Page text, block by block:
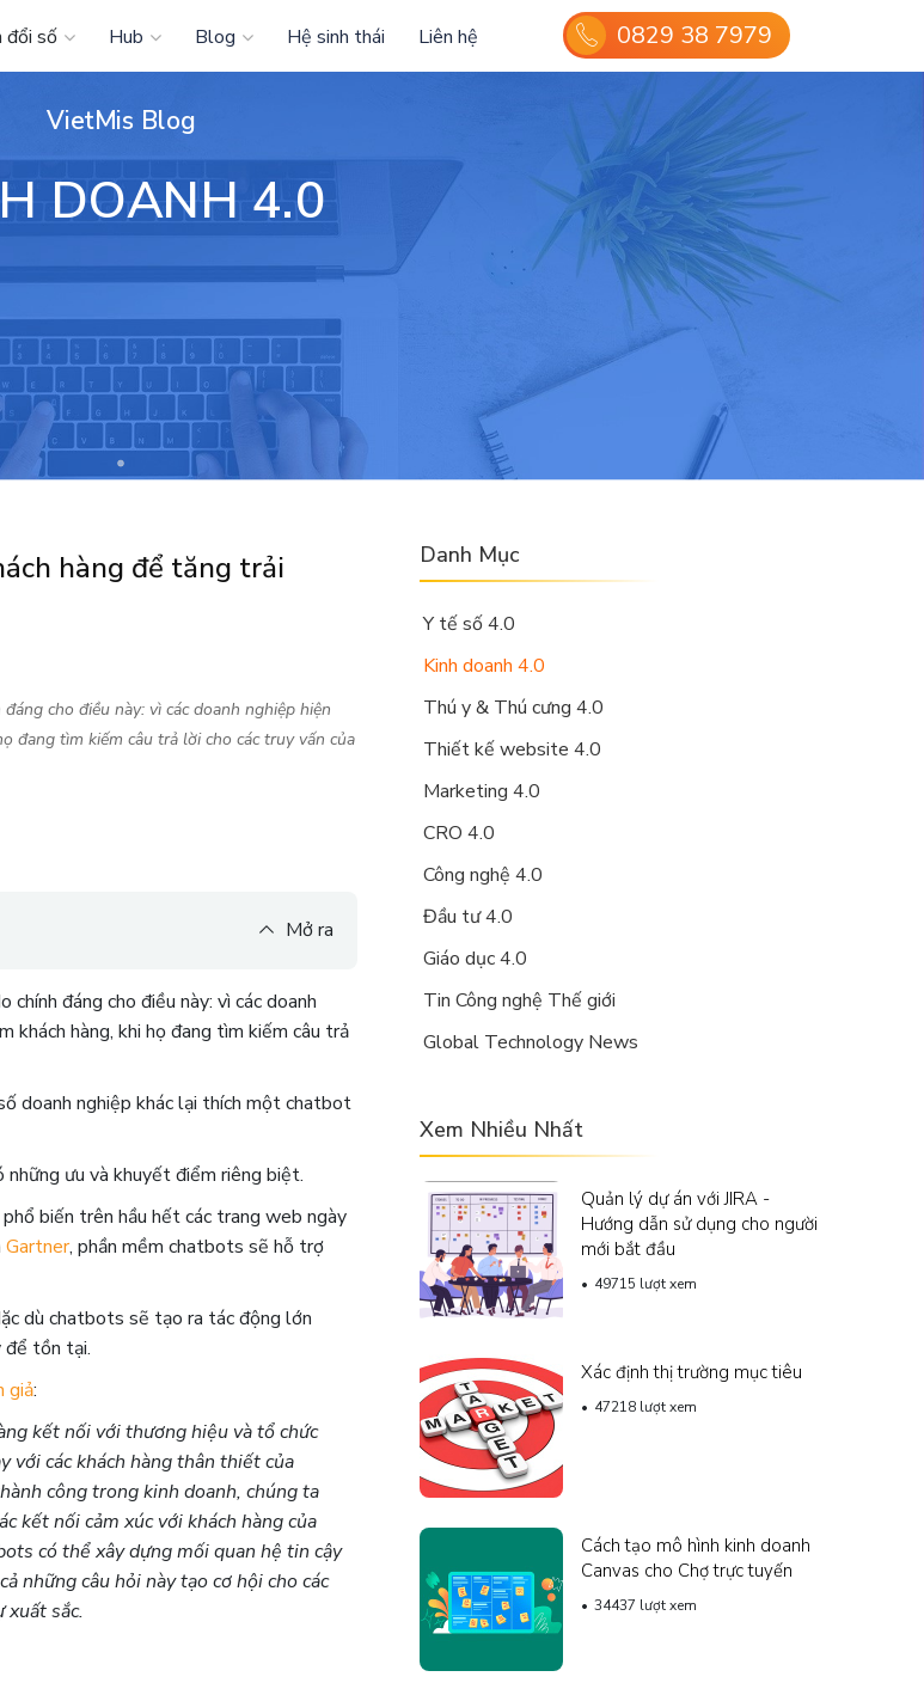
0829 38 7979
đổi số Hub Blog Hệ sinh thái Liên hệ
VietMis Blog
DOANH 4.0
Danh Mục
Y tế số 4.0
Kinh doanh 4.0
Thú y & Thú cưng 4.0
Thiết kế website 4.0
Marketing 4.0
CRO 4.0
Công nghệ 4.0
Đầu tư 4.0
Giáo dục 4.0
Tin Công nghệ Thế giới
Global Technology News
Xem Nhiều Nhất
Quản lý dự án với JIRA -
Hướng dẫn sử dụng cho người
mới bắt đầu
49715 lượt xem
Xác định thị trường mục tiêu
47218 lượt xem
Cách tạo mô hình kinh doanh
Canvas cho Chợ trực tuyến
34437 lượt xem
hàng để tăng trải
cho điều này: vì các doanh nghiệp hiện
đang tìm kiếm câu trả lời cho các truy vấn của
Mở ra
đáng cho điều này: vì các doanh
khách hàng, khi họ đang tìm kiếm câu trả
doanh nghiệp khác lại thích một chatbot
những ưu và khuyết điểm riêng biệt.
biến trên hầu hết các trang web ngày
Gartner, phần mềm chatbots sẽ hỗ trợ
dù chatbots sẽ tạo ra tác động lớn
để tồn tại.
giả:
kết nối với thương hiệu và tổ chức
với các khách hàng thân thiết của
công trong kinh doanh, chúng ta
kết nối cảm xúc với khách hàng của
có thể xây dựng mối quan hệ tin cậy
những câu hỏi này tạo cơ hội cho các
xuất sắc.